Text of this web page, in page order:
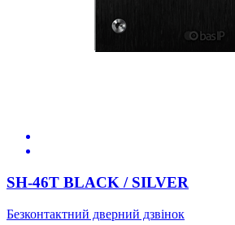
SH-46T BLACK / SILVER
Безконтактний дверний дзвінок